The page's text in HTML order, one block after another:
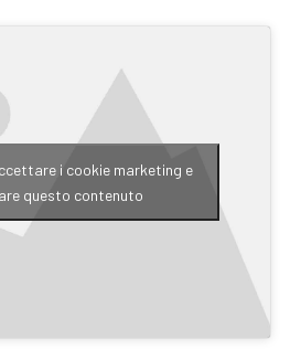
i cookie marketing e
questo contenuto